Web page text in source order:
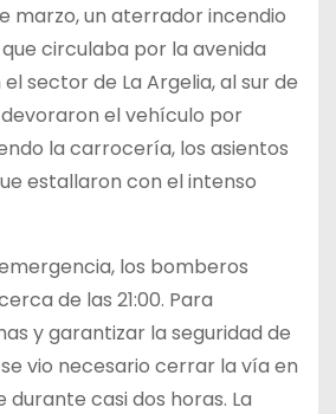
marzo, un aterrador incendio
circulaba por la avenida
sector de La Argelia, al sur de
devoraron el vehículo por
la carrocería, los asientos
estallaron con el intenso
los bomberos
de las 21:00. Para
y garantizar la seguridad de
vio necesario cerrar la vía en
casi dos horas. La